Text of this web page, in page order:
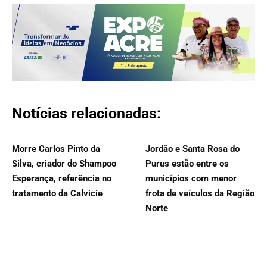
Notícias relacionadas:
Morre Carlos Pinto da
Silva, criador do Shampoo
Esperança, referência no
tratamento da Calvicie
Jordão e Santa Rosa do
Purus estão entre os
municípios com menor
frota de veículos da Região
Norte